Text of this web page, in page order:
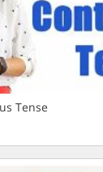
Tense